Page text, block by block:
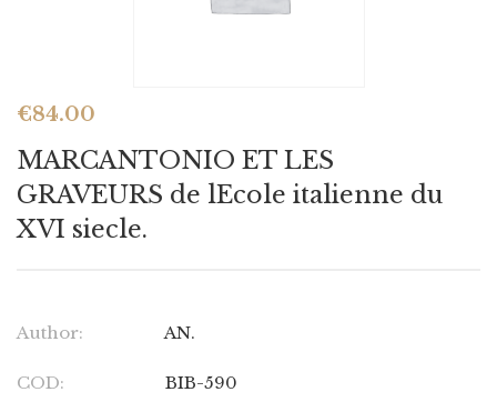
€84.00
MARCANTONIO ET LES
GRAVEURS de lEcole italienne du
XVI siecle.
Author: AN.
COD: BIB-590